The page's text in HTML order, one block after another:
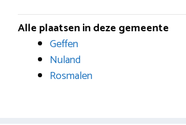
Alle plaatsen in deze gemeente
Geffen
Nuland
Rosmalen